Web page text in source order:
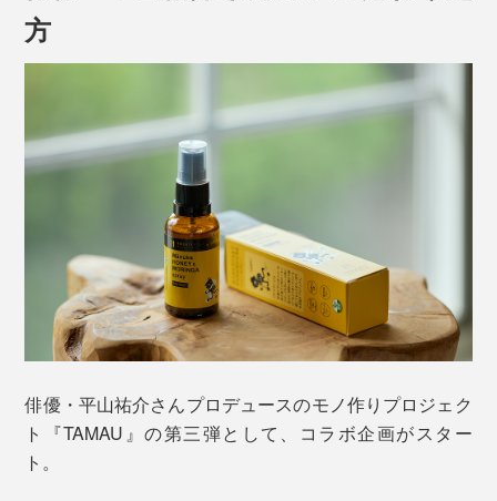
方
俳優・平山祐介さんプロデュースのモノ作りプロジェク
ト『TAMAU』の第三弾として、コラボ企画がスター
ト。